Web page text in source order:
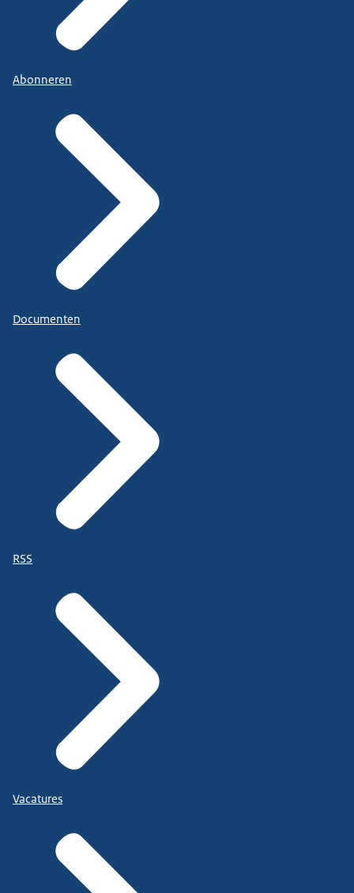
Abonneren
Documenten
RSS
Vacatures